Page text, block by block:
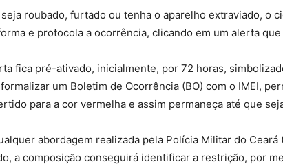
seja roubado, furtado ou tenha o aparelho extraviado, o
e protocola a ocorrência, clicando em um alerta
fica pré-ativado, inicialmente, por 72 horas,
um Boletim de Ocorrência (BO) com o IMEI,
para a cor vermelha e assim permaneça até que
abordagem realizada pela Polícia Militar do Ceará
a composição conseguirá identificar a restrição, por